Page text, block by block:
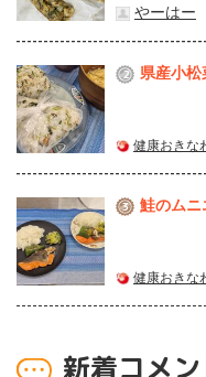
やーはー
2 県産⼩
健康おきな
3 鮭のムニ
健康おきな
新着コメ